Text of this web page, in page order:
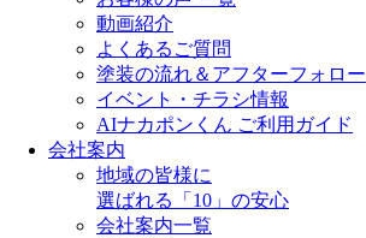
動画紹介
よくあるご質問
塗装の流れ＆アフターフォロー
イベント・チラシ情報
AIナカポンくん ご利用ガイド
会社案内
地域の皆様に
選ばれる「10」の安心
会社案内一覧